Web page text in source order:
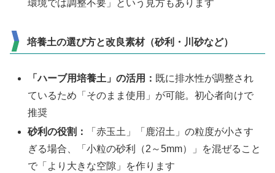
環境では調整不要」という見方もあります
培養土の選び方と改良素材（砂利・川砂など）
「ハーブ用培養土」の活用： 既に排水性が調整され
ているため「そのまま使用」が可能。初心者向けで
推奨
砂利の役割：
「赤玉土」「鹿沼土」の粒度が小さす
ぎる場合、「小粒の砂利（2～5mm）」を混ぜること
で「より大きな空隙」を作ります